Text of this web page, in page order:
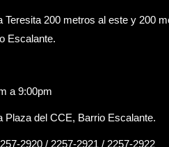
Teresita 200 metros al este y 200
Escalante.
a 9:00pm
Plaza del CCE, Barrio Escalante.
2920 / 2257-2921 / 2257-2922